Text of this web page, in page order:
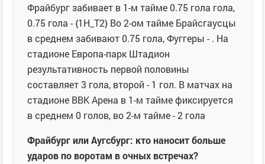
Фрайбург забивает в 1-м тайме 0.75 гола гола,
0.75 гола - {1H_T2} Во 2-ом тайме Брайсгаусцы
в среднем забивают 0.75 гола, Фуггеры - . На
стадионе Европа-парк Штадион
результативность первой половины
составляет 3 гола, второй - 1 гол. В матчах на
стадионе ВВК Арена в 1-м тайме фиксируется
в среднем 0 голов, во 2-м тайме - 2 гола
Фрайбург или Аугсбург: кто наносит больше
ударов по воротам в очных встречах?